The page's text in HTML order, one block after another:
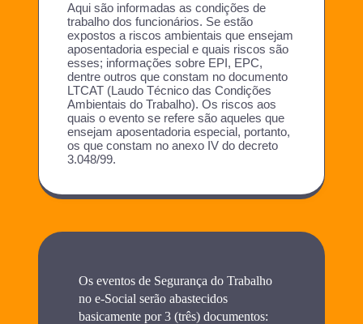
Aqui são informadas as condições de
trabalho dos funcionários. Se estão
expostos a riscos ambientais que ensejam
aposentadoria especial e quais riscos são
esses; informações sobre EPI, EPC,
dentre outros que constam no documento
LTCAT (Laudo Técnico das Condições
Ambientais do Trabalho). Os riscos aos
quais o evento se refere são aqueles que
ensejam aposentadoria especial, portanto,
os que constam no anexo IV do decreto
3.048/99.
Os eventos de Segurança do Trabalho
no e-Social serão abastecidos
basicamente por 3 (três) documentos: